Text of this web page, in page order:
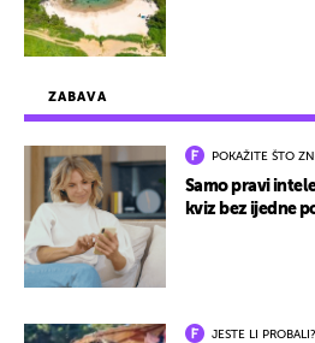
ZABAVA
POKAŽITE ŠTO
Samo pravi
kviz bez ijedne
JESTE LI PROBALI?